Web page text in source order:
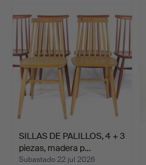
SILLAS DE PALILLOS, 4 + 3
piezas, madera p…
Subastado 22 jul 2026